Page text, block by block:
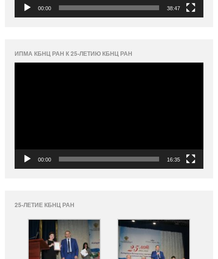
00:00 38:47
ИПМА КБНЦ РАН К 25-ЛЕТИЮ КБНЦ РАН
00:00 16:35
25-ЛЕТИЕ КБНЦ РАН